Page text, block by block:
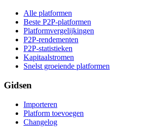
Alle platformen
Beste P2P-platformen
Platformvergelijkingen
P2P-rendementen
P2P-statistieken
Kapitaalstromen
Snelst groeiende platformen
Gidsen
Importeren
Platform toevoegen
Changelog